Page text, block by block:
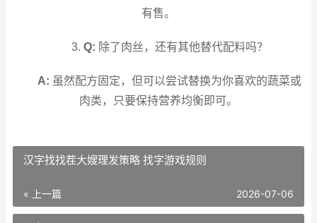
有售。
3. Q: 除了肉丝，还有其他替代配料吗？
A: 虽然配方固定，但可以尝试替换为你喜欢的蔬菜或
肉类，只要保持营养均衡即可。
汉字找找茬大嫂理发策略 找字游戏规则
« 上一篇 2026-07-06